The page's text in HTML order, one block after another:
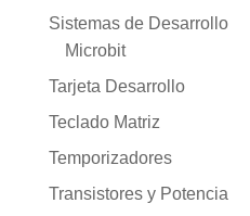
Sistemas de Desarrollo
Microbit
Tarjeta Desarrollo
Teclado Matriz
Temporizadores
Transistores y Potencia